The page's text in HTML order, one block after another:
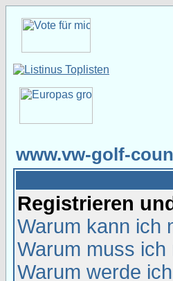
www.vw-golf-
Registrieren
Warum kann ich
Warum muss
Warum werde